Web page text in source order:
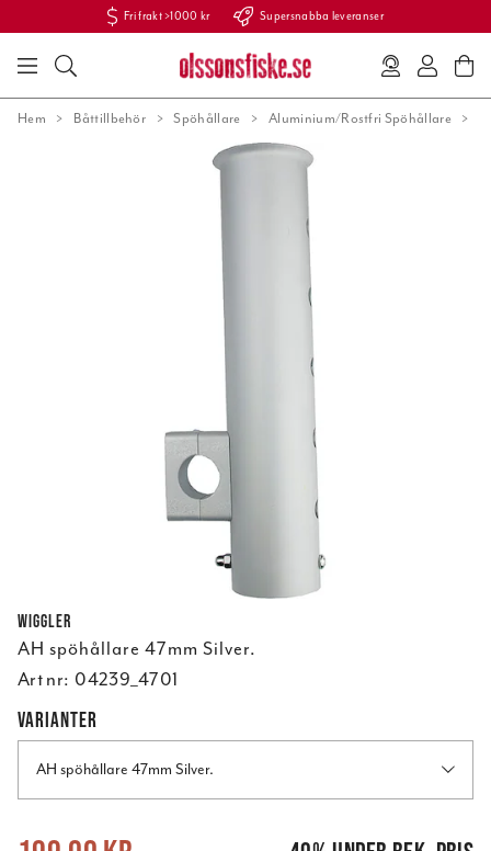
Fri frakt >1000 kr Supersnabba leveranser
Hem Båttillbehör Spöhållare Aluminium/Rostfri Spöhållare
Wiggler
AH spöhållare 47mm Silver.
Art nr: 04239_4701
VARIANTER
AH spöhållare 47mm Silver.
Nuvarande pris:199,00 kr 329,00 kr